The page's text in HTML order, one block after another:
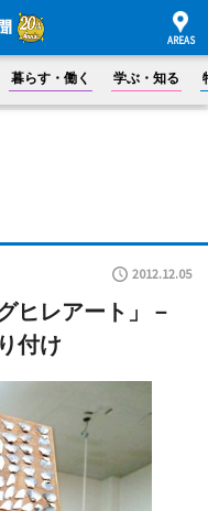
暮らす・働く 学ぶ・知る
2012.12.05
ヒレアート」－
付け